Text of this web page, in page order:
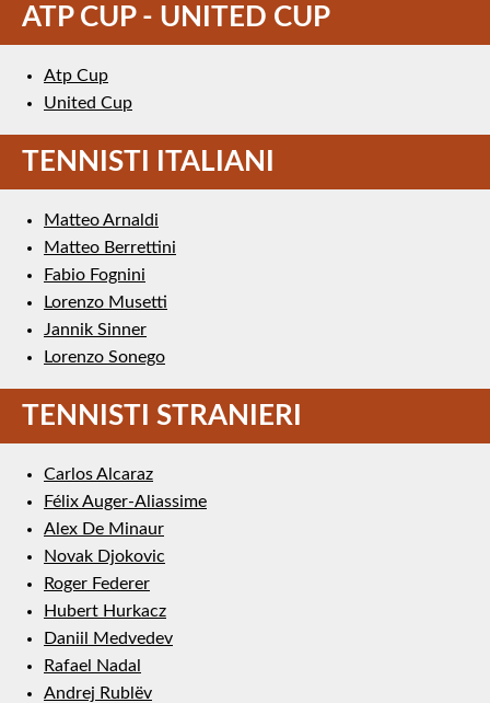
ATP CUP - UNITED CUP
Atp Cup
United Cup
TENNISTI ITALIANI
Matteo Arnaldi
Matteo Berrettini
Fabio Fognini
Lorenzo Musetti
Jannik Sinner
Lorenzo Sonego
TENNISTI STRANIERI
Carlos Alcaraz
Félix Auger-Aliassime
Alex De Minaur
Novak Djokovic
Roger Federer
Hubert Hurkacz
Daniil Medvedev
Rafael Nadal
Andrej Rublëv